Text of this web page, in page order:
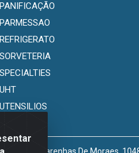
PANIFICAÇÃO
PARMESSAO
REFRIGERATO
SORVETERIA
SPECIALTIES
UHT
UTENSILIOS